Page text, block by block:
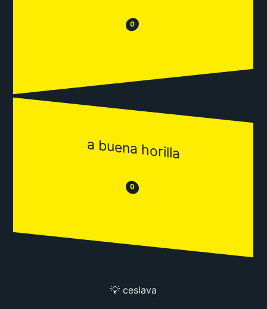
😒 0 😂
a buena horilla
😒 0 😂
💡 ceslava